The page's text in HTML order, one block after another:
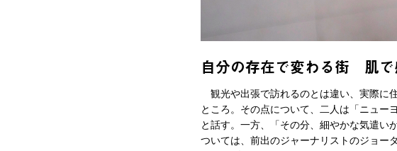
自分の存在で変わる街 肌で
観光や出張で訪れるのとは違い、実際に
ところ。その点について、二人は「ニュー
と話す。一方、「その分、細やかな気遣い
ついては、前出のジャーナリストのジョー